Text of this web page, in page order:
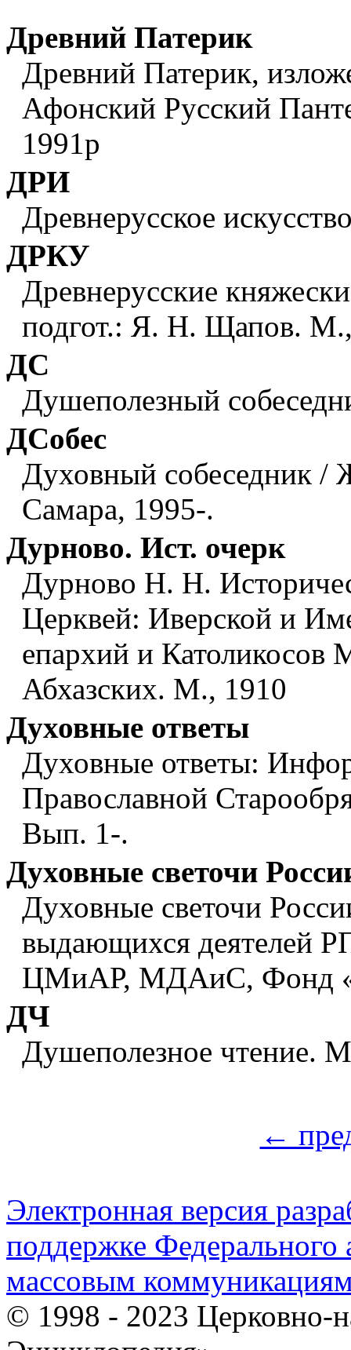
Древний Патерик
Древний Патерик,
Афонский Русский
1991р
ДРИ
Древнерусское
ДРКУ
Древнерусские
подгот.: Я. Н. Щапов.
ДС
Душеполезный
ДСобес
Духовный собеседник
Самара, 1995-.
Дурново. Ист. очерк
Дурново Н. Н.
Церквей: Иверской и
епархий и Католикосов
Абхазских. М., 1910
Духовные ответы
Духовные ответы:
Православной
Вып. 1-.
Духовные светочи
Духовные светочи
выдающихся деятелей
ЦМиАР, МДАиС, Фонд
ДЧ
Душеполезное чтение.
←
Электронная версия
поддержке Федерального
массовым
© 1998 - 2023 Церковно-